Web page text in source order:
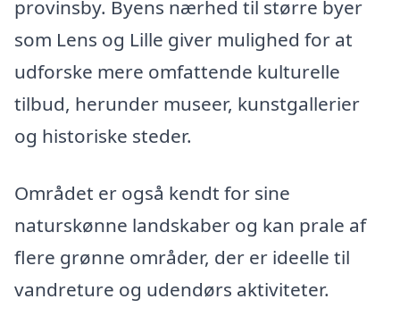
provinsby. Byens nærhed til større byer
som Lens og Lille giver mulighed for at
udforske mere omfattende kulturelle
tilbud, herunder museer, kunstgallerier
og historiske steder.
Området er også kendt for sine
naturskønne landskaber og kan prale af
flere grønne områder, der er ideelle til
vandreture og udendørs aktiviteter.